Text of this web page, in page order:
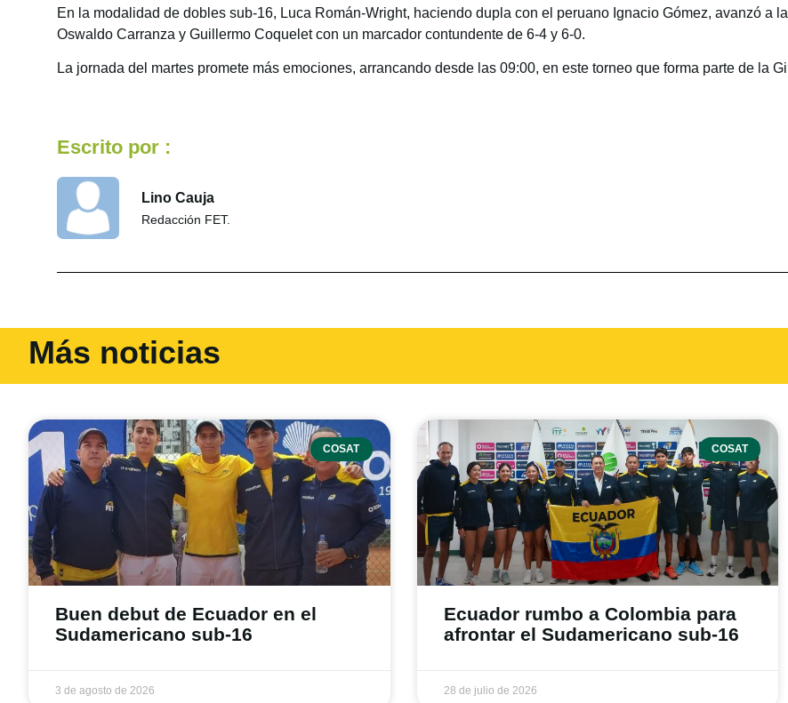
En la modalidad de dobles sub-16, Luca Román-Wright, haciendo dupla con el peruano Ignacio Gómez, avanzó a
Oswaldo Carranza y Guillermo Coquelet con un marcador contundente de 6-4 y 6-0.
La jornada del martes promete más emociones, arrancando desde las 09:00, en este torneo que forma parte de la
Escrito por :
Lino Cauja
Redacción FET.
Más noticias
COSAT
Buen debut de Ecuador en el
Sudamericano sub-16
3 de agosto de 2026
COSAT
Ecuador rumbo a Colombia para
afrontar el Sudamericano sub-16
28 de julio de 2026